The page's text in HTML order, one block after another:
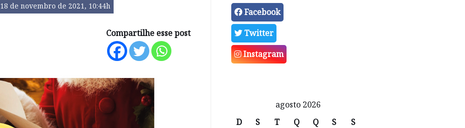
18 de novembro de 2021, 10:44h
Compartilhe esse post
Facebook
Twitter
Instagram
agosto 2026
D
S T Q Q S S